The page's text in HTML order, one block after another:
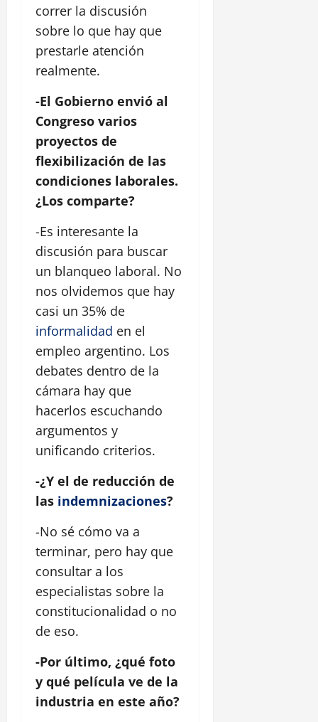
correr la discusión
sobre lo que hay que
prestarle atención
realmente.
-El Gobierno envió al
Congreso varios
proyectos de
flexibilización de las
condiciones laborales.
¿Los comparte?
-Es interesante la
discusión para buscar
un blanqueo laboral. No
nos olvidemos que hay
casi un 35% de
informalidad en el
empleo argentino. Los
debates dentro de la
cámara hay que
hacerlos escuchando
argumentos y
unificando criterios.
-¿Y el de reducción de
las indemnizaciones?
-No sé cómo va a
terminar, pero hay que
consultar a los
especialistas sobre la
constitucionalidad o no
de eso.
-Por último, ¿qué foto
y qué película ve de la
industria en este año?